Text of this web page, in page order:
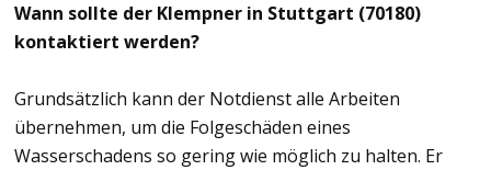
Wann sollte der Klempner in Stuttgart (70180)
kontaktiert werden?
Grundsätzlich kann der Notdienst alle Arbeiten
übernehmen, um die Folgeschäden eines
Wasserschadens so gering wie möglich zu halten. Er